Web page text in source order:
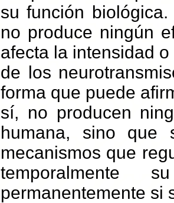
su función
no produce ningún
afecta la intensidad
de los
forma que puede
sí, no producen
humana, sino que
mecanismos que
temporalmente
permanentemente si